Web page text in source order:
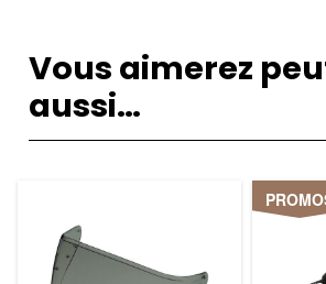
Vous aimerez
aussi…